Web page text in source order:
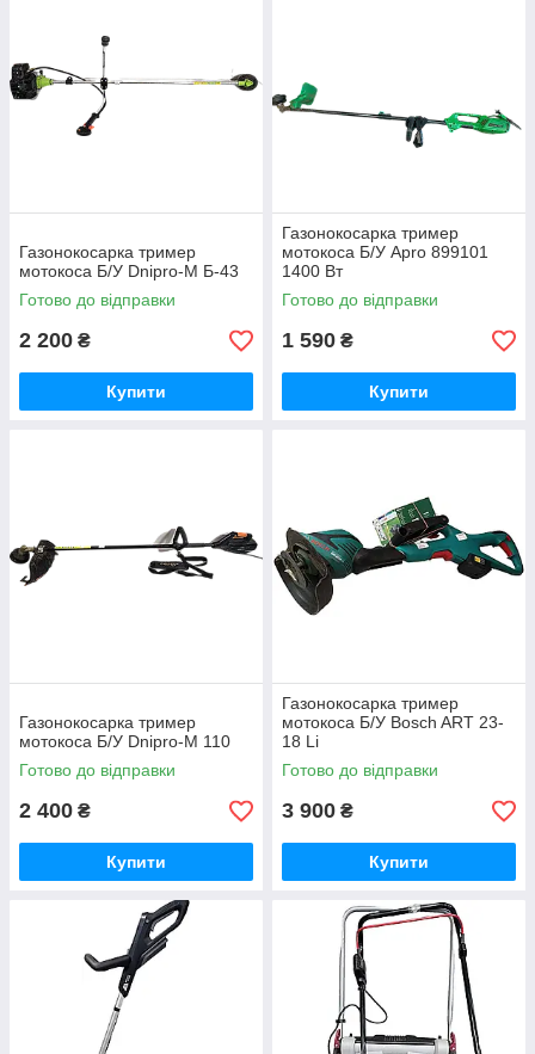
Газонокосарка тример
мотокоса Б/У Dnipro-M Б-43
Готово до відправки
2 200 ₴
Купити
Газонокосарка тример
мотокоса Б/У Apro 899101
1400 Вт
Готово до відправки
1 590 ₴
Купити
Газонокосарка тример
мотокоса Б/У Dnipro-M 110
Готово до відправки
2 400 ₴
Купити
Газонокосарка тример
мотокоса Б/У Bosch ART 23-
18 Li
Готово до відправки
3 900 ₴
Купити